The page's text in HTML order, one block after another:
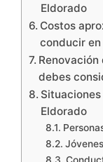
Eldorado
Costos
conducir
Renovación
debes
Eldorado